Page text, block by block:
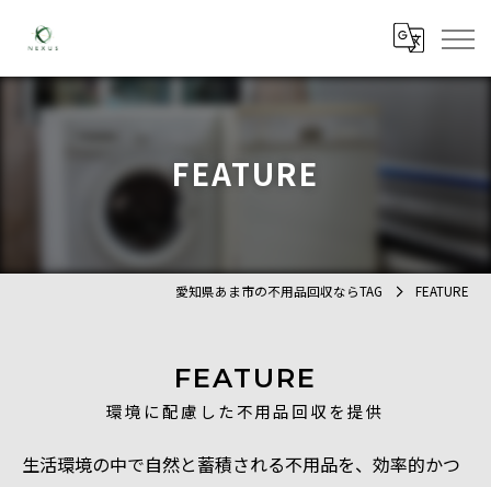
FEATURE
愛知県あま市の不用品回収ならTAG FEATURE
環境に配慮した不用品回収を提供
FEATURE
生活環境の中で自然と蓄積される不用品を、効率的かつ